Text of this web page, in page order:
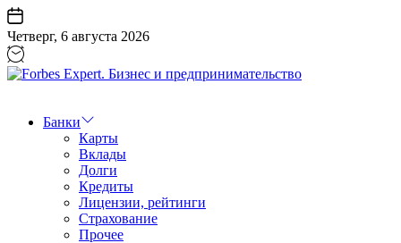
Перейти
к
содержанию
Четверг, 6 августа 2026
Бизнес
предпринимательство
Банки
Карты
Вклады
Долги
Кредиты
Лицензии, рейтинги
Страхование
Прочее